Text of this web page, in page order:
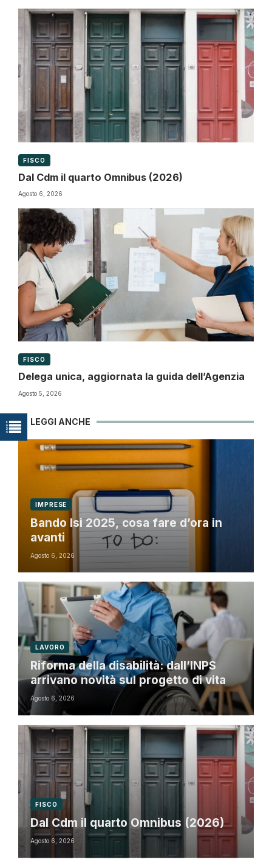
FISCO
Dal Cdm il quarto Omnibus (2026)
Agosto 6, 2026
FISCO
Delega unica, aggiornata la guida dell’Agenzia
Agosto 5, 2026
LEGGI ANCHE
IMPRESE
Bando Isi 2025, cosa fare d’ora in
avanti
Agosto 6, 2026
LAVORO
Riforma della disabilità: dall’INPS
arrivano novità sul progetto di vita
Agosto 6, 2026
FISCO
Dal Cdm il quarto Omnibus (2026)
Agosto 6, 2026